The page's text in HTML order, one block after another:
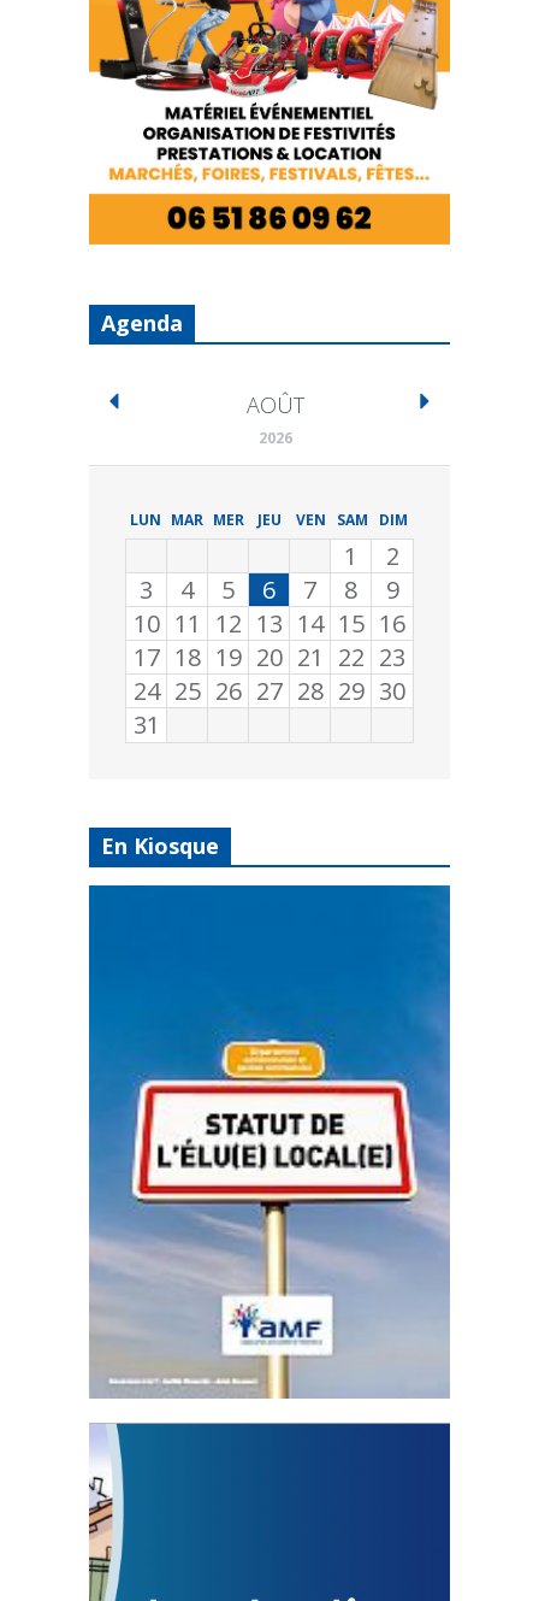
Agenda
AOÛT
2026
LUN MAR MER JEU VEN SAM DIM
1
2
3
4 5 6 7 8
9
10 11 12 13 14 15 16
17 18 19 20 21 22 23
24 25 26 27 28 29 30
31
En Kiosque
Statut de l’élu local
3 avril 2024
Mise à jour avril 2024
FEUILLETER